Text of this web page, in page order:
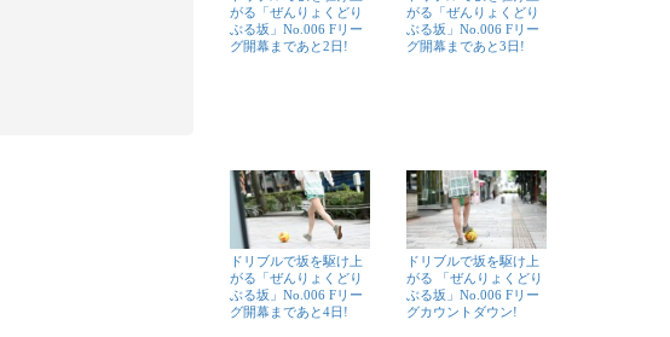
がる「ぜんりょくどり
ぶる坂」No.006 Fリー
グ開幕まであと2日!
がる「ぜんりょくどり
ぶる坂」No.006 Fリー
グ開幕まであと3日!
ドリブルで坂を駆け上
がる「ぜんりょくどり
ぶる坂」No.006 Fリー
グ開幕まであと4日!
ドリブルで坂を駆け上
がる 「ぜんりょくどり
ぶる坂」No.006 Fリー
グカウントダウン!